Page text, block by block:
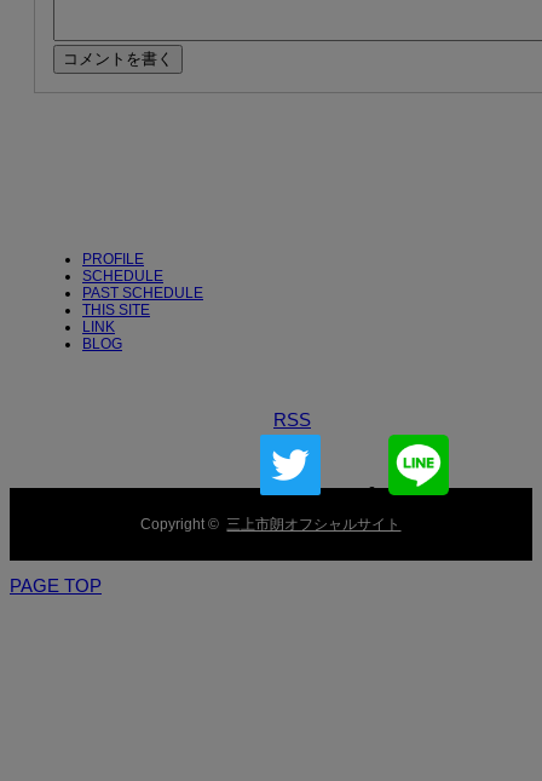
PROFILE
SCHEDULE
PAST SCHEDULE
THIS SITE
LINK
BLOG
RSS
Copyright © 三上市朗オフシャルサイト
PAGE TOP